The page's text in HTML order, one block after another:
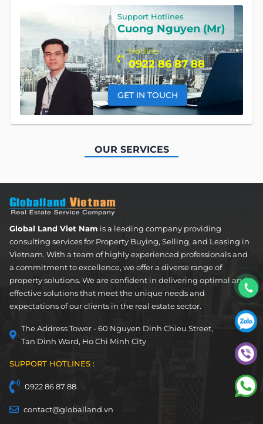
Support Hotlines
Cuong Nguyen (Mr)
Hotline
0922 86 87 88
GET IN TOUCH
OUR SERVICES
Apartment
FOR LEASE
Global Land Viet Namis a leading company providing